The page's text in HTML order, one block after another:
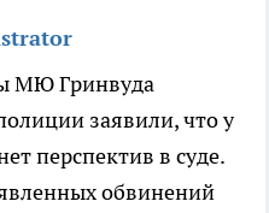
МЮ Гринвуда
заявили, что у
перспектив в суде.
обвинений